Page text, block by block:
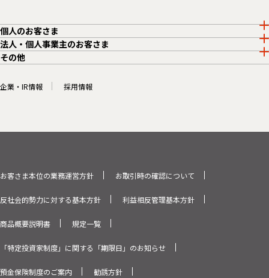
個人のお客さま
法人・個人事業主のお客さま
その他
企業・IR情報 採用情報
お客さま本位の業務運営方針 お取引時の確認について
反社会的勢力に対する基本方針 利益相反管理基本方針
商品概要説明書 規定一覧
「特定投資家制度」に関する「期限日」のお知らせ
預金保険制度のご案内 勧誘方針